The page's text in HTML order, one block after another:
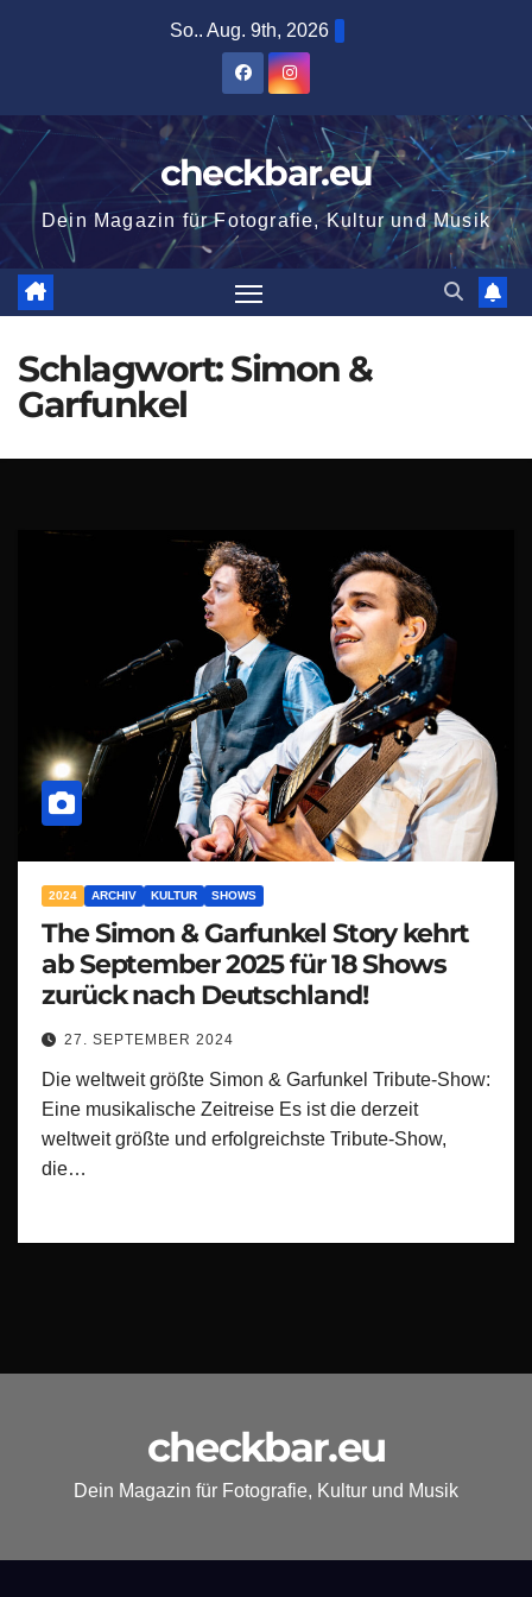
So.. Aug. 9th, 2026
checkbar.eu
Dein Magazin für Fotografie, Kultur und Musik
Schlagwort:Simon &
Garfunkel
2024 ARCHIV KULTUR SHOWS
The Simon & Garfunkel Story kehrt
ab September 2025 für 18 Shows
zurück nach Deutschland!
27. SEPTEMBER 2024
Die weltweit größte Simon & Garfunkel Tribute-Show:
Eine musikalische Zeitreise Es ist die derzeit
weltweit größte und erfolgreichste Tribute-Show,
die…
checkbar.eu
Dein Magazin für Fotografie, Kultur und Musik